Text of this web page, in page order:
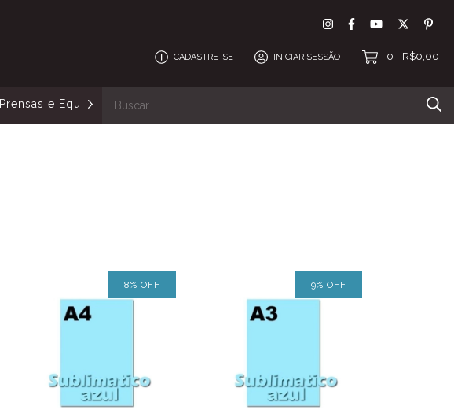
CADASTRE-SE INICIAR SESSÃO 0 - R$0,00
Prensas e Equipamentos
8% OFF 9% OFF